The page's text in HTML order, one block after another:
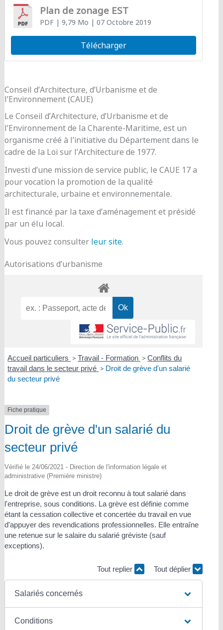
Plan de zonage EST
PDF| 9,79 Mo | 07 Octobre 2019
Télécharger
Conseil d’Architecture, d’Urbanisme et de
l’Environnement (CAUE)
Le Conseil d’Architecture, d’Urbanisme et de
l’Environnement de la Charente-Maritime, est un
organisme créé à l’initiative du Département dans le
cadre de la Loi sur l’Architecture de 1977.
Investi d’une mission de service public, le CAUE 17 a
pour vocation la promotion de la qualité
architecturale, urbaine et environnementale.
Il est financé par la taxe d’aménagement et présidé
par un élu local.
Vous pouvez consulter leur site.
Autorisations d’urbanisme
Accueil particuliers > Travail - Formation > Conflits du
travail dans le secteur privé > Droit de grève d'un salarié
du secteur privé
Fiche pratique
Droit de grève d'un salarié du
secteur privé
Vérifié le 24/06/2021 - Direction de l'information légale et
administrative (Première ministre)
Le droit de grève est un droit reconnu à tout salarié dans
l'entreprise, sous conditions. La grève est définie comme
étant la cessation collective et concertée du travail en vue
d'appuyer des revendications professionnelles. Elle entraîne
une retenue sur le salaire du salarié gréviste (sauf
exceptions).
Tout replier Tout déplier
Salariés concernés
Conditions